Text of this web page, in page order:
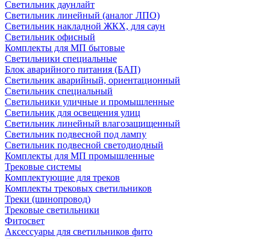
Светильник даунлайт
Светильник линейный (аналог ЛПО)
Светильник накладной ЖКХ, для саун
Светильник офисный
Комплекты для МП бытовые
Светильники специальные
Блок аварийного питания (БАП)
Светильник аварийный, ориентационный
Светильник специальный
Светильники уличные и промышленные
Светильник для освещения улиц
Светильник линейный влагозащищенный
Светильник подвесной под лампу
Светильник подвесной светодиодный
Комплекты для МП промышленные
Трековые системы
Комплектующие для треков
Комплекты трековых светильников
Треки (шинопровод)
Трековые светильники
Фитосвет
Аксессуары для светильников фито